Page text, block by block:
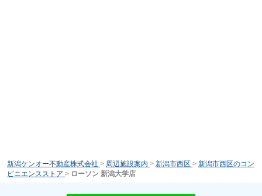
新潟ケンオー不動産株式会社 > 周辺施設案内 > 新潟市西区 > 新潟市西区のコン
ビニエンスストア > ローソン 新潟大学店